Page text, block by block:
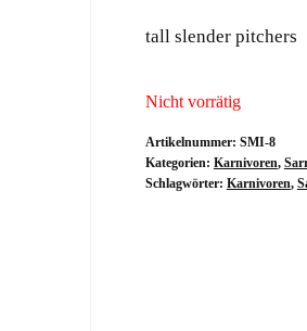
tall slender pitchers
Nicht vorrätig
Artikelnummer: SMI-8
Kategorien: Karnivoren,
Schlagwörter: Karnivoren,